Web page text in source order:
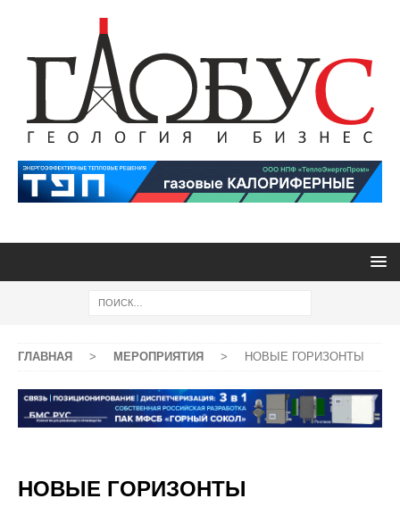
ГЛАВНАЯ > МЕРОПРИЯТИЯ > НОВЫЕ ГОРИЗОНТЫ
НОВЫЕ ГОРИЗОНТЫ